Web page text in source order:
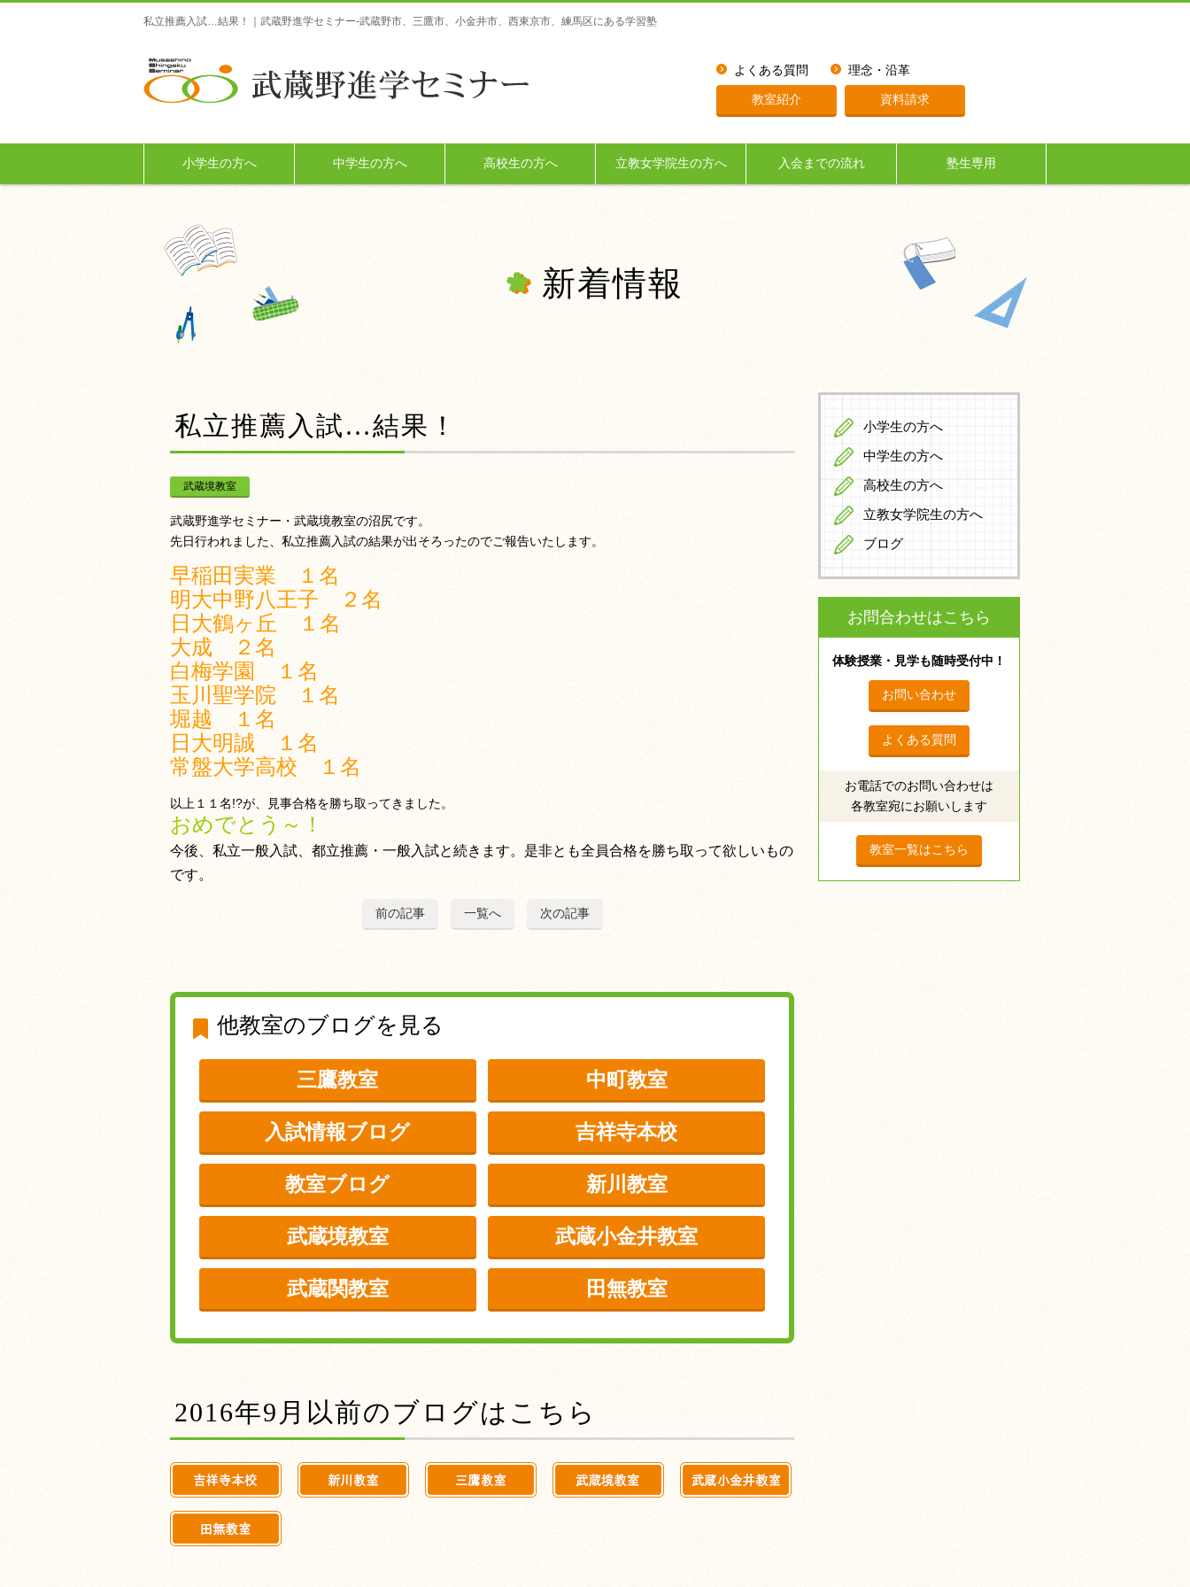
私立推薦入試…結果！｜武蔵野進学セミナー-武蔵野市、三鷹市、小金井市、西東京市、練馬区にある学習塾
よくある質問 理念・沿革
教室紹介 資料請求
小学生の方へ 中学生の方へ 高校生の方へ 立教女学院生の方へ 入会までの流れ 塾生専用
新着情報
私立推薦入試…結果！
武蔵境教室
武蔵野進学セミナー・武蔵境教室の沼尻です。
先日行われました、私立推薦入試の結果が出そろったのでご報告いたします。
早稲田実業 １名
明大中野八王子 ２名
日大鶴ヶ丘 １名
大成 ２名
白梅学園 １名
玉川聖学院 １名
堀越 １名
日大明誠 １名
常盤大学高校 １名
以上１１名!?が、見事合格を勝ち取ってきました。
おめでとう～！
今後、私立一般入試、都立推薦・一般入試と続きます。是非とも全員合格を勝ち取って欲しいもの
です。
前の記事 一覧へ 次の記事
他教室のブログを見る
三鷹教室 中町教室
入試情報ブログ 吉祥寺本校
教室ブログ 新川教室
武蔵境教室 武蔵小金井教室
武蔵関教室 田無教室
2016年9月以前のブログはこちら
小学生の方へ
中学生の方へ
高校生の方へ
立教女学院生の方へ
ブログ
お問合わせはこちら
体験授業・見学も随時受付中！
お問い合わせ
よくある質問
お電話でのお問い合わせは
各教室宛にお願いします
教室一覧はこちら